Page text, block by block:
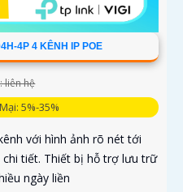
4P 4 KÊNH IP POE
liên hệ
5%-35%
với hình ảnh rõ nét tới
tiết. Thiết bị hỗ trợ lưu trữ
ngày liền